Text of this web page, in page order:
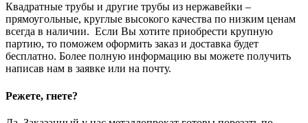
Квадратные трубы и другие трубы из нержавейки –
прямоугольные, круглые высокого качества по низким ценам
всегда в наличии. Если Вы хотите приобрести крупную
партию, то поможем оформить заказ и доставка будет
бесплатно. Более полную информацию вы можете получить
написав нам в заявке или на почту.
Режете, гнете?